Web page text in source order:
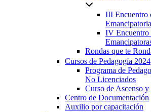
III Encuentro
IV Encuentro
Rondas que te
Cursos de Pedagogía 2024
Programa de
No Licenciados
Curso de Ascenso
Centro de Documentación
Auxilio por capacitación